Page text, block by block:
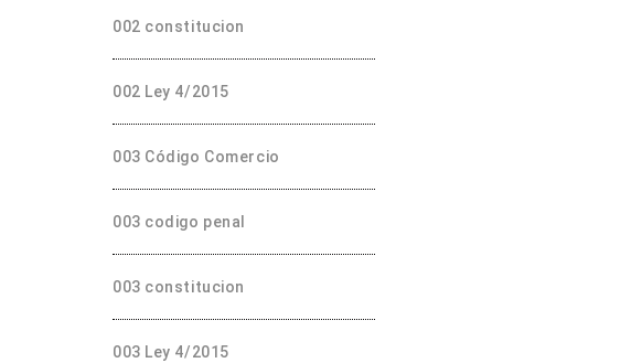
002 constitucion
002 Ley 4/2015
003 Código Comercio
003 codigo penal
003 constitucion
003 Ley 4/2015